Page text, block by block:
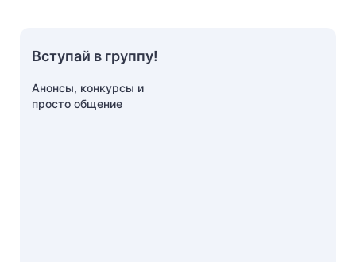
Вступай в группу!
Анонсы, конкурсы и
просто общение